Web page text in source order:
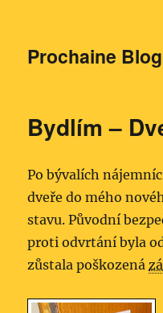
Prochaine
Bydlím –
Po bývalích
dveře do mého
stavu. Původní
proti odvrtání byla
zůstala poškozená